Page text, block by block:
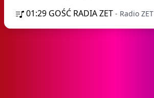
01:29 GOŚĆ RADIA ZET - Radio ZET